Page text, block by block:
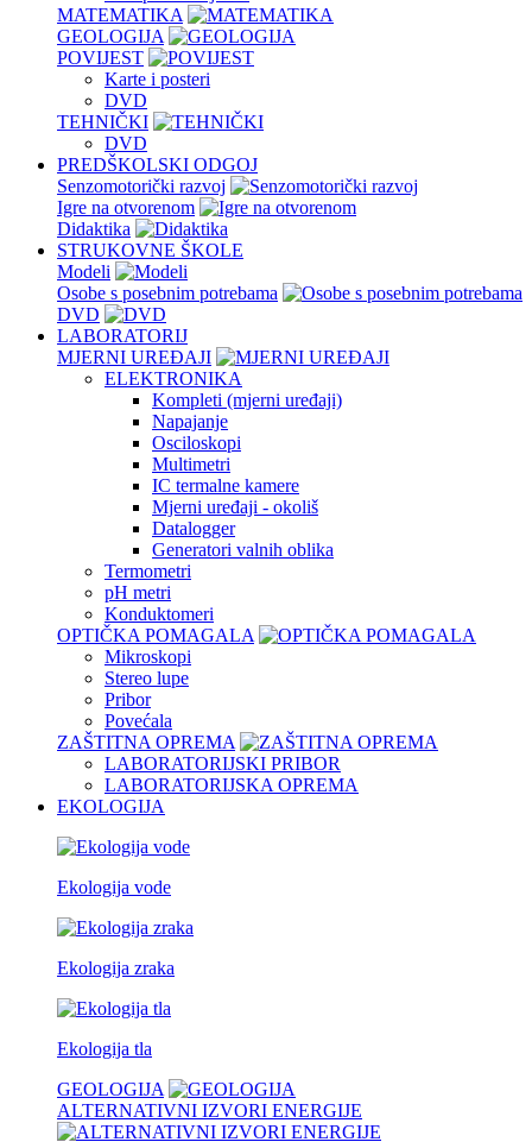
MATEMATIKA
GEOLOGIJA
POVIJEST
Karte i posteri
DVD
TEHNIČKI
DVD
PREDŠKOLSKI ODGOJ
Senzomotorički razvoj
Igre na otvorenom
Didaktika
STRUKOVNE ŠKOLE
Modeli
Osobe s posebnim potrebama
DVD
LABORATORIJ
MJERNI UREĐAJI
ELEKTRONIKA
Kompleti (mjerni uređaji)
Napajanje
Osciloskopi
Multimetri
IC termalne kamere
Mjerni uređaji - okoliš
Datalogger
Generatori valnih oblika
Termometri
pH metri
Konduktomeri
OPTIČKA POMAGALA
Mikroskopi
Stereo lupe
Pribor
Povećala
ZAŠTITNA OPREMA
LABORATORIJSKI PRIBOR
LABORATORIJSKA OPREMA
EKOLOGIJA
Ekologija vode
Ekologija zraka
Ekologija tla
GEOLOGIJA
ALTERNATIVNI IZVORI ENERGIJE